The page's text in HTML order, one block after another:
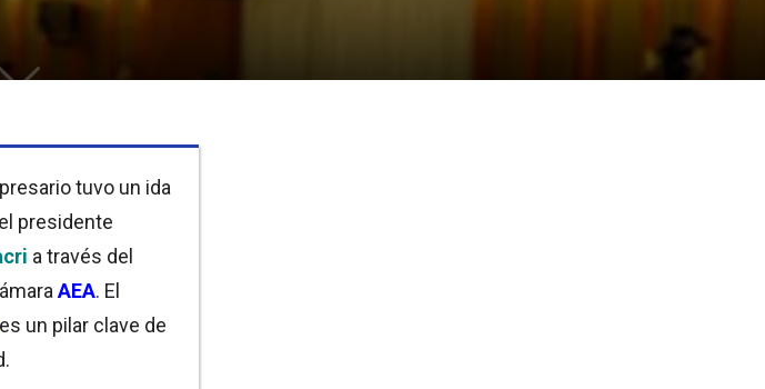
tuvo un ida
presidente
a través del
AEA. El
es un pilar clave de